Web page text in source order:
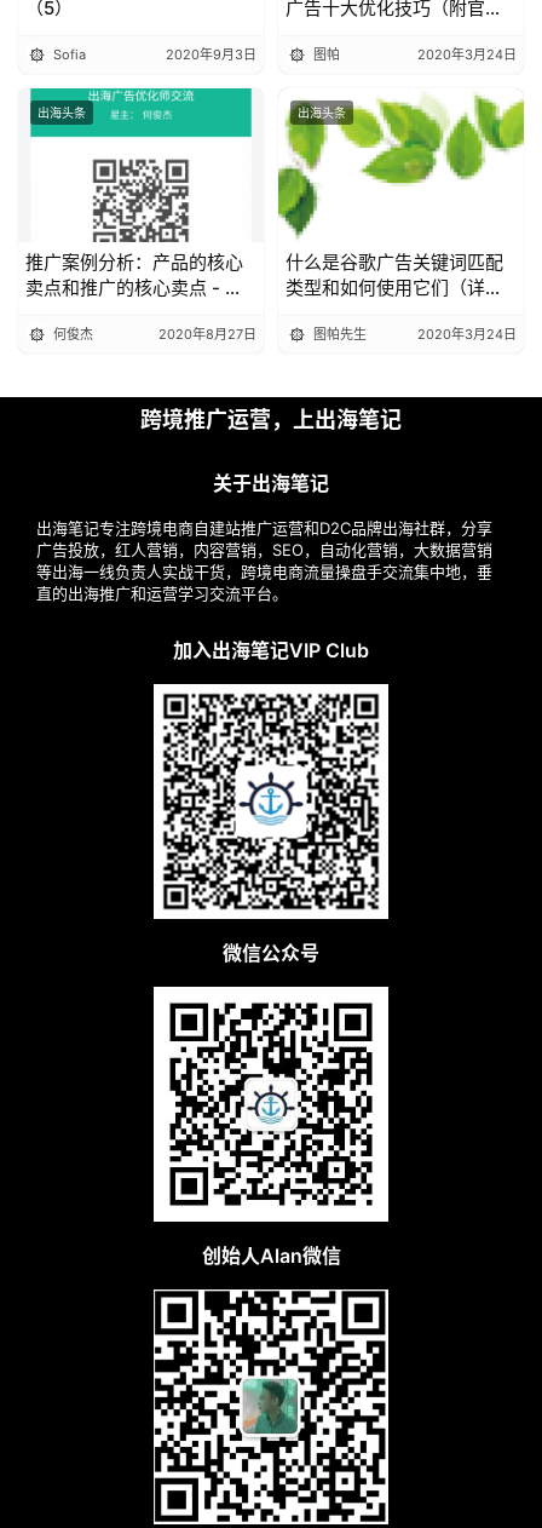
（5）
Sofia 2020年9月3日
广告十大优化技巧（附官方
图帕 2020年3月24日
出海头条
推广案例分析：产品的核心
卖点和推广的核心卖点 - 疯
何俊杰 2020年8月27日
出海头条
什么是谷歌广告关键词匹配
类型和如何使用它们（详细
图帕先生 2020年3月24日
跨境推广运营，上出海笔记
关于出海笔记
出海笔记专注跨境电商自建站推广运营和D2C品牌出海社群，分享
广告投放，红人营销，内容营销，SEO，自动化营销，大数据营销
等出海一线负责人实战干货，跨境电商流量操盘手交流集中地，垂
直的出海推广和运营学习交流平台。
加入出海笔记VIP Club
微信公众号
创始人Alan微信